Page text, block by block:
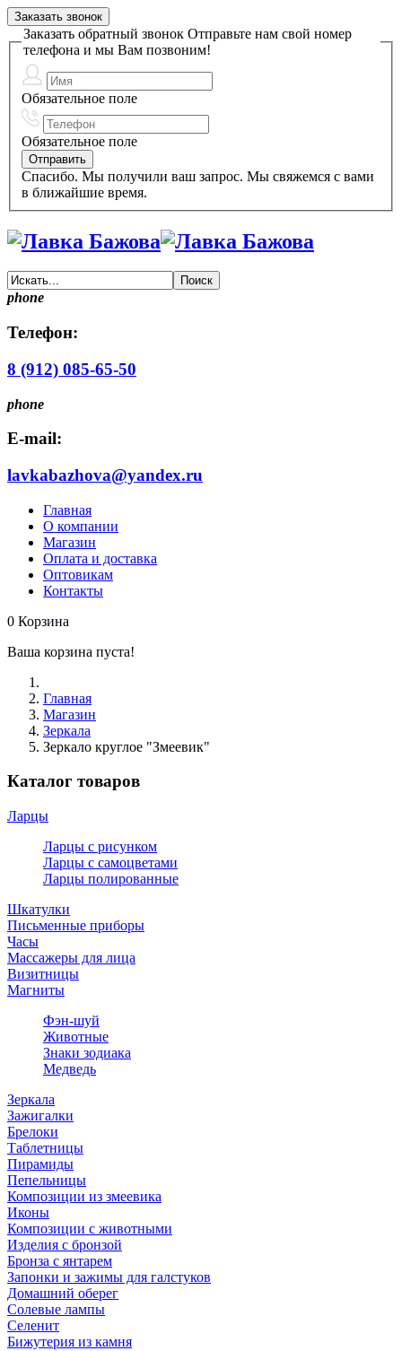
Заказать звонок
Заказать обратный звонок Отправьте нам свой номер
телефона и мы Вам позвоним!
Обязательное поле
Обязательное поле
Спасибо. Мы получили ваш запрос. Мы свяжемся с вами
в ближайшие время.
phone
Телефон:
8 (912) 085-65-50
phone
E-mail:
lavkabazhova@yandex.ru
Главная
О компании
Магазин
Оплата и доставка
Оптовикам
Контакты
0 Корзина
Ваша корзина пуста!
Главная
Магазин
Зеркала
Зеркало круглое "Змеевик"
Каталог товаров
Ларцы
Ларцы с рисунком
Ларцы с самоцветами
Ларцы полированные
Шкатулки
Письменные приборы
Часы
Массажеры для лица
Визитницы
Магниты
Фэн-шуй
Животные
Знаки зодиака
Медведь
Зеркала
Зажигалки
Брелоки
Таблетницы
Пирамиды
Пепельницы
Композиции из змеевика
Иконы
Композиции с животными
Изделия с бронзой
Бронза с янтарем
Запонки и зажимы для галстуков
Домашний оберег
Солевые лампы
Селенит
Бижутерия из камня